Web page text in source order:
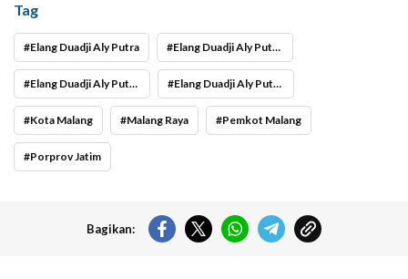
Tag
Elang Duadji Aly Putra Elang Duadji Aly Putra atelt andalan Kota Malang
Elang Duadji Aly Putra kembali sumbang emas Porprov Elang Duadji Aly Putra pejuang medali emas cabor Paralayangan
Kota Malang Malang Raya Pemkot Malang
Porprov Jatim
Bagikan: